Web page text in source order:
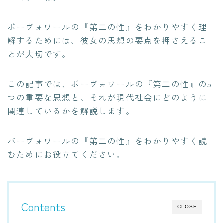
ボーヴォワールの『第二の性』をわかりやすく理
解するためには、彼女の思想の要点を押さえるこ
とが大切です。
この記事では、ボーヴォワールの『第二の性』の5
つの重要な思想と、それが現代社会にどのように
関連しているかを解説します。
バーヴォワールの『第二の性』をわかりやすく読
むためにお役立てください。
CLOSE
Contents